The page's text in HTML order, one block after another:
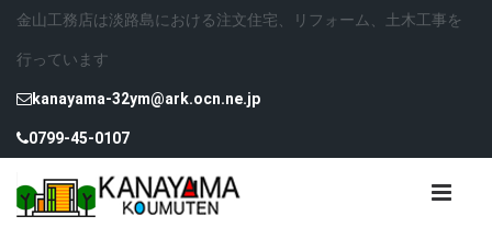
金山工務店は淡路島における注文住宅、リフォーム、土木工事を
行っています
kanayama-32ym@ark.ocn.ne.jp
0799-45-0107